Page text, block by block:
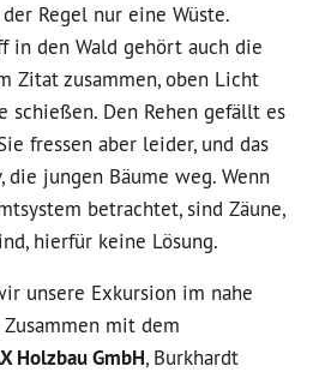
Regel nur eine Wüste.
in den Wald gehört auch die
Zitat zusammen, oben Licht
schießen. Den Rehen gefällt es
fressen aber leider, und das
die jungen Bäume weg. Wenn
betrachtet, sind Zäune,
hierfür keine Lösung.
unsere Exkursion im nahe
mit dem
Holzbau GmbH, Burkhardt